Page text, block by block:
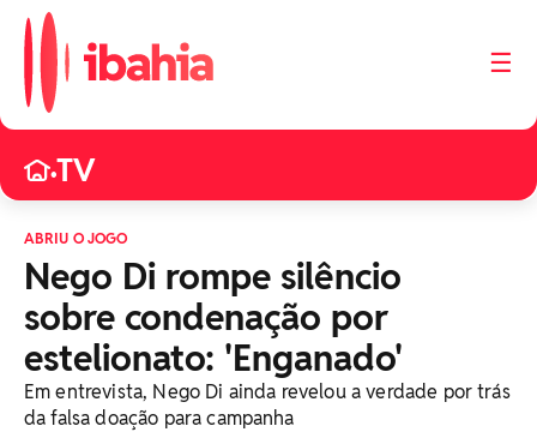
☰
•TV
ABRIU O JOGO
Nego Di rompe silêncio
sobre condenação por
estelionato: 'Enganado'
Em entrevista, Nego Di ainda revelou a verdade por trás
da falsa doação para campanha